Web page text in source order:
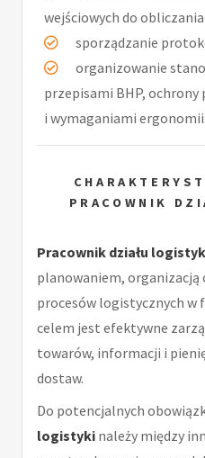
wejściowych do
sporządzanie
organizowanie
przepisami BHP, ochrony
i wymaganiami ergonomii.
PRACOWNIK
Pracownik działu
planowaniem,
procesów logistycznych w
celem jest efektywne
towarów, informacji i
dostaw.
Do potencjalnych
logistyki należy między